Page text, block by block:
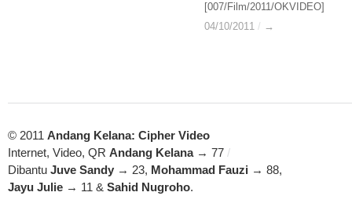
[007/Film/2011/OKVIDEO]
04/10/2011 / →
04/10/2011 / →
© 2011 Andang Kelana: Cipher Video
Internet, Video, QR Andang Kelana→ 77 /
Dibantu Juve Sandy → 23, Mohammad Fauzi → 88,
Jayu Julie → 11 & Sahid Nugroho.